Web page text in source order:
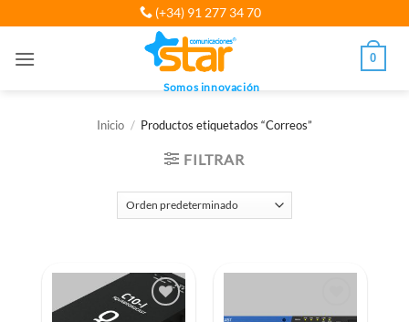
al
(+34) 91 277 34 70
Somos innovación
0
Inicio / Productos etiquetados “Correos”
FILTRAR